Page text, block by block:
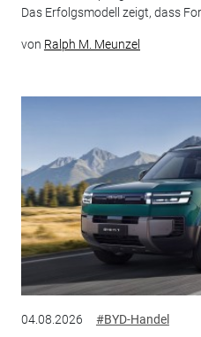
Das Erfolgsmodell zeigt, dass
von Ralph M. Meunzel
04.08.2026 #BYD-Handel